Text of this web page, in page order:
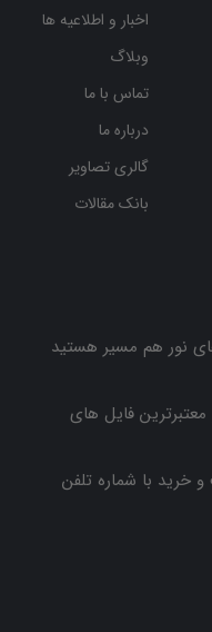
اخبار و اطلاعیه ها
وبلاگ
تماس با ما
درباره ما
گالری تصاویر
بانک مقالات
نور هم مسیر هستید
فایل های
با شماره تلفن